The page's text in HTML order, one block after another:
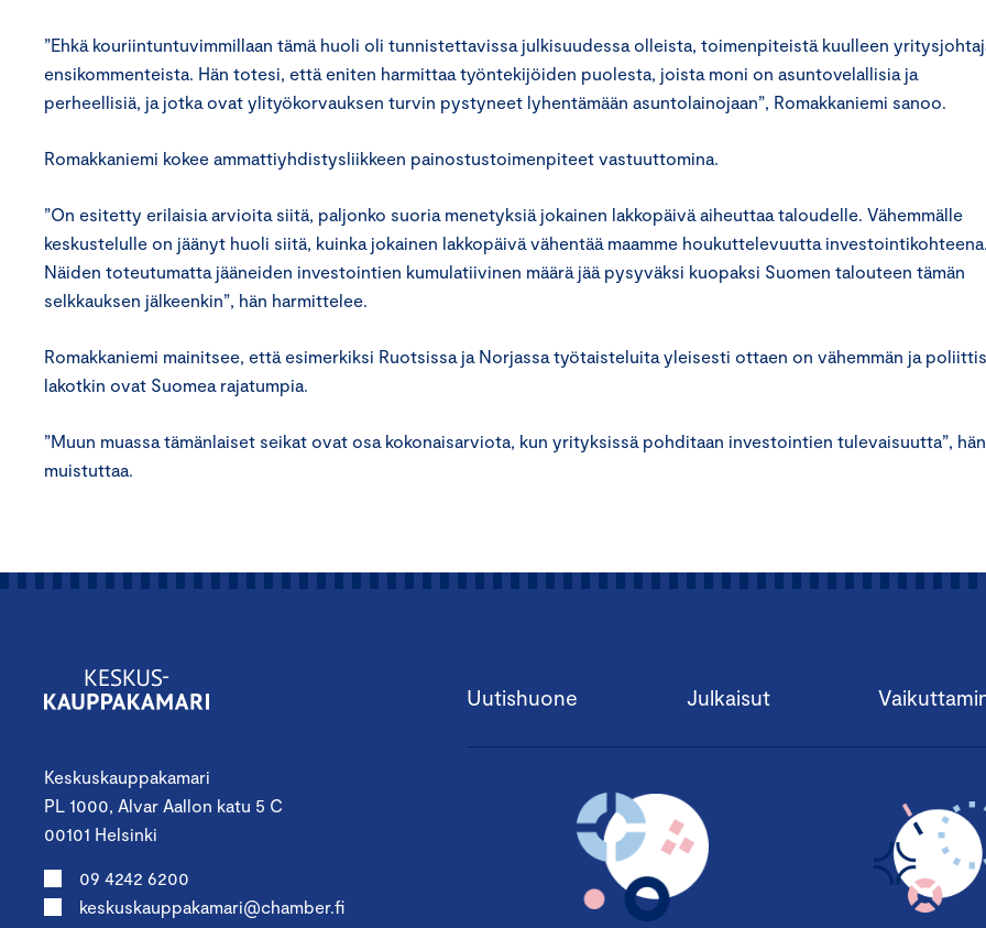
”Ehkä kouriintuntuvimmillaan tämä huoli oli tunnistettavissa julkisuudessa olleista, toimenpiteistä kuulleen
ensikommenteista. Hän totesi, että eniten harmittaa työntekijöiden puolesta, joista moni on asuntovelallisia ja
perheellisiä, ja jotka ovat ylityökorvauksen turvin pystyneet lyhentämään asuntolainojaan”, Romakkaniemi sanoo.
Romakkaniemi kokee ammattiyhdistysliikkeen painostustoimenpiteet vastuuttomina.
”On esitetty erilaisia arvioita siitä, paljonko suoria menetyksiä jokainen lakkopäivä aiheuttaa taloudelle. Vähemmälle
keskustelulle on jäänyt huoli siitä, kuinka jokainen lakkopäivä vähentää maamme houkuttelevuutta
Näiden toteutumatta jääneiden investointien kumulatiivinen määrä jää pysyväksi kuopaksi Suomen talouteen tämän
selkkauksen jälkeenkin”, hän harmittelee.
Romakkaniemi mainitsee, että esimerkiksi Ruotsissa ja Norjassa työtaisteluita yleisesti ottaen on vähemmän ja
lakotkin ovat Suomea rajatumpia.
”Muun muassa tämänlaiset seikat ovat osa kokonaisarviota, kun yrityksissä pohditaan investointien tulevaisuutta”, hän
muistuttaa.
Keskuskauppakamari
PL 1000, Alvar Aallon katu 5 C
00101 Helsinki
09 4242 6200
keskuskauppakamari@chamber.fi
Uutishuone Julkaisut